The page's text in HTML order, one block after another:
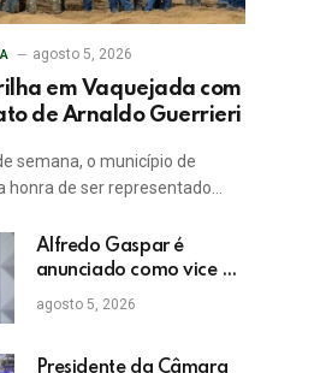
agosto 5, 2026
em Vaquejada com
de Arnaldo Guerrieri
semana, o município de
honra de ser representado…
Alfredo Gaspar é
anunciado como vice de
Flávio Bolsonaro
agosto 5, 2026
Presidente da Câmara